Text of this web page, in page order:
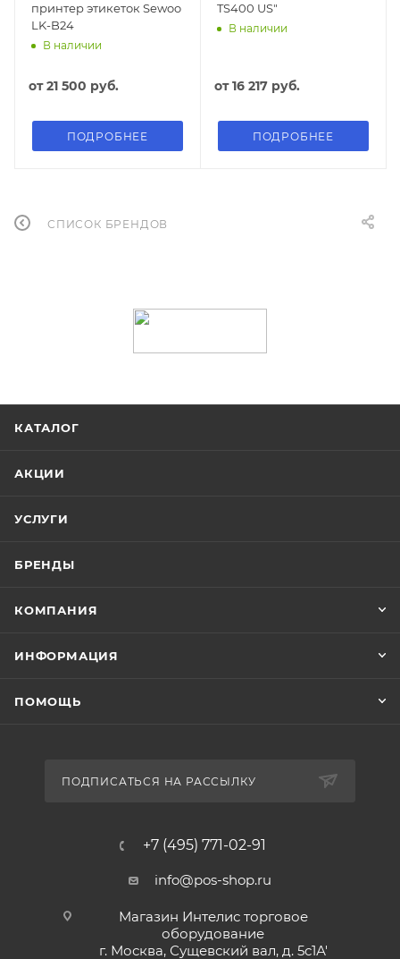
принтер этикеток Sewoo
LK-B24
В наличии
от21 500 руб.
ПОДРОБНЕЕ
TS400 US"
В наличии
от16 217 руб.
ПОДРОБНЕЕ
СПИСОК БРЕНДОВ
КАТАЛОГ
АКЦИИ
УСЛУГИ
БРЕНДЫ
КОМПАНИЯ
ИНФОРМАЦИЯ
ПОМОЩЬ
ПОДПИСАТЬСЯ НА РАССЫЛКУ
+7 (495) 771-02-91
info@pos-shop.ru
Магазин Интелис торговое
оборудование
г. Москва, Сущевский вал, д. 5с1А'